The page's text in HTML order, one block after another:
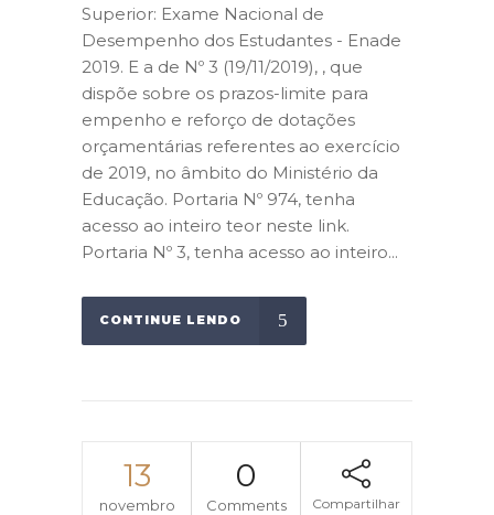
Superior: Exame Nacional de
Desempenho dos Estudantes - Enade
2019. E a de Nº 3 (19/11/2019), , que
dispõe sobre os prazos-limite para
empenho e reforço de dotações
orçamentárias referentes ao exercício
de 2019, no âmbito do Ministério da
Educação. Portaria Nº 974, tenha
acesso ao inteiro teor neste link.
Portaria Nº 3, tenha acesso ao inteiro...
CONTINUE LENDO
13
novembro
0
Comments Compartilhar